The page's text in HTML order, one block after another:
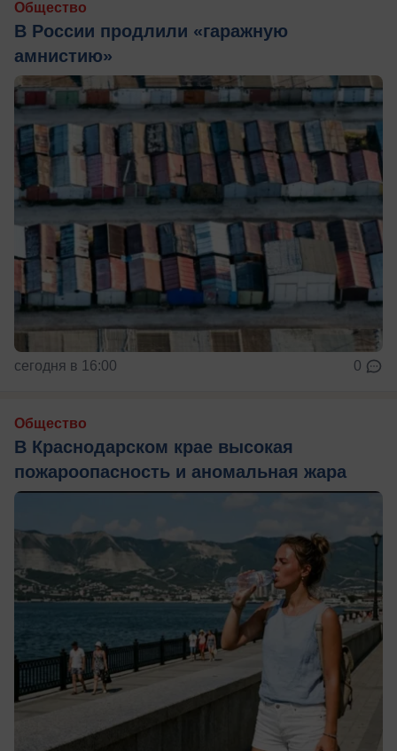
Общество
В России продлили «гаражную
амнистию»
сегодня в 16:00 0
Общество
В Краснодарском крае высокая
пожароопасность и аномальная жара